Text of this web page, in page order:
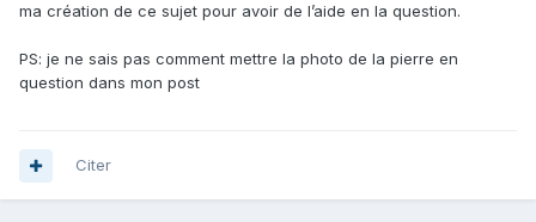
ma création de ce sujet pour avoir de l’aide en la question.
PS: je ne sais pas comment mettre la photo de la pierre en
question dans mon post
Citer